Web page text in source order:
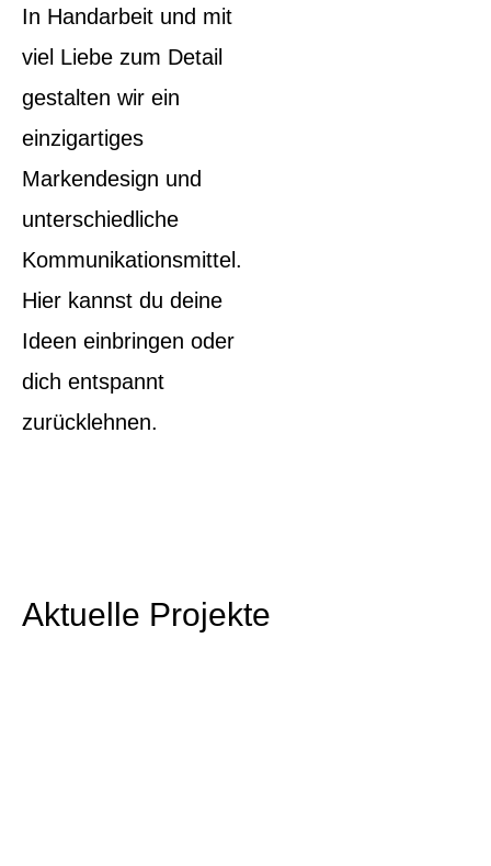
In Handarbeit und mit
viel Liebe zum Detail
gestalten wir ein
einzigartiges
Markendesign und
unterschiedliche
Kommunikationsmittel.
Hier kannst du deine
Ideen einbringen oder
dich entspannt
zurücklehnen.
Aktuelle Projekte